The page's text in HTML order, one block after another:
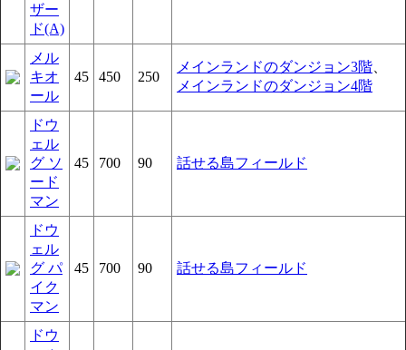
ザー
ド(A)
メル
キオ
ール
45 450 250
メインランドのダンジョン3階
メインランドのダンジョン4階
ドウ
ェル
グ ソ
ード
マン
45 700 90 話せる島フィールド
ドウ
ェル
グ パ
イク
マン
45 700 90 話せる島フィールド
ドウ